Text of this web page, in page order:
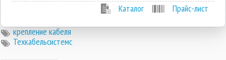
Каталог
Прайс-лист
крепление кабеля
Техкабельсистемс